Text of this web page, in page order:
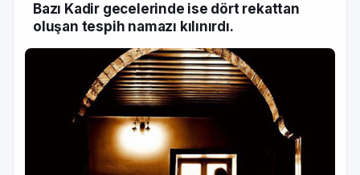
Bazı Kadir gecelerinde ise dört rekattan
oluşan tespih namazı kılınırdı.